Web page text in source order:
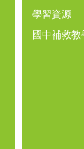
學習資源
國中補救教